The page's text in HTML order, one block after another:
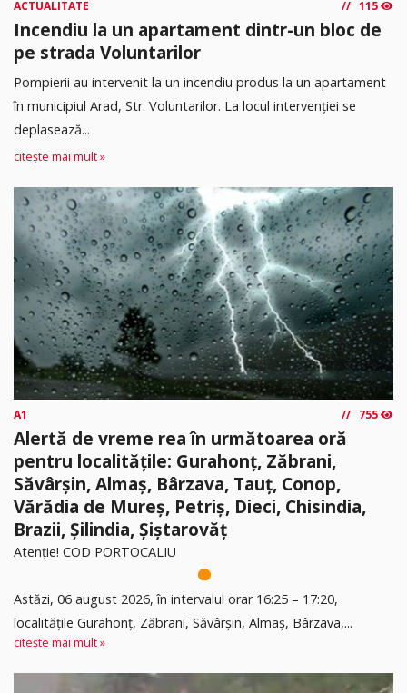
ACTUALITATE 115
Incendiu la un apartament dintr-un bloc de
pe strada Voluntarilor
Pompierii au intervenit la un incendiu produs la un apartament
în municipiul Arad, Str. Voluntarilor. La locul intervenției se
deplasează...
citește mai mult »
A1 755
Alertă de vreme rea în următoarea oră
pentru localitățile: Gurahonț, Zăbrani,
Săvârșin, Almaș, Bârzava, Tauț, Conop,
Vărădia de Mureș, Petriș, Dieci, Chisindia,
Brazii, Șilindia, Șiștarovăț
Atenție! COD PORTOCALIU
Astăzi, 06 august 2026, în intervalul orar 16:25 – 17:20,
localitățile Gurahonț, Zăbrani, Săvârșin, Almaș, Bârzava,...
citește mai mult »